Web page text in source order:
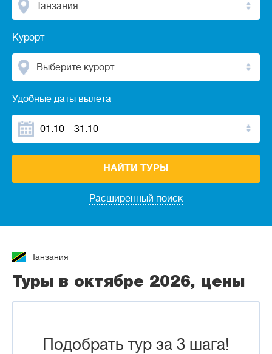
Танзания
Курорт
Выберите курорт
Удобные даты вылета
Расширенный поиск
НАЙТИ ТУРЫ
Танзания
Туры в октябре 2026, цены
Подобрать тур за 3 шага!